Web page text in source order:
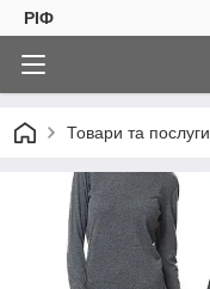
РІФ
Товари та послуги